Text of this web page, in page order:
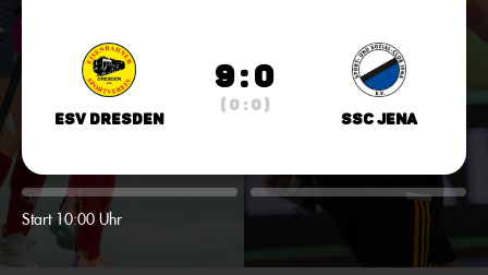
ESV Dresden
9 : 0
( 0 : 0 )
SSC Jena
Start 10:00 Uhr